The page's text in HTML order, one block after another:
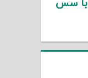
با سس